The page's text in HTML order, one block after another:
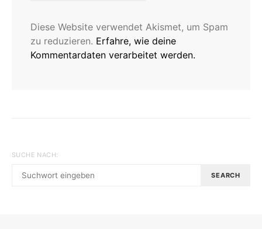
Diese Website verwendet Akismet, um Spam
zu reduzieren. Erfahre, wie deine
Kommentardaten verarbeitet werden.
SUCHE NACH:
SEARCH